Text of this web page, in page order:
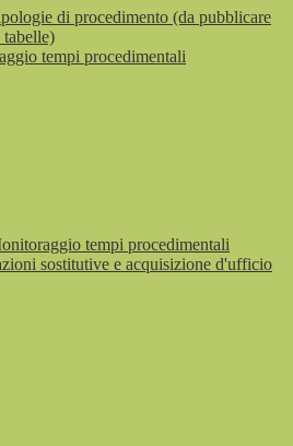
di procedimento (da pubblicare
tabelle)
tempi procedimentali
tempi procedimentali
sostitutive e acquisizione d'ufficio